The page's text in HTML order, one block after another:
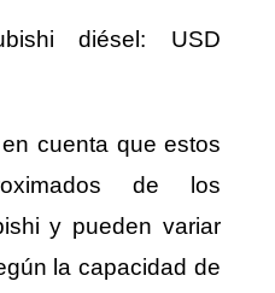
diésel: USD
cuenta que estos
de los
y pueden variar
la capacidad de